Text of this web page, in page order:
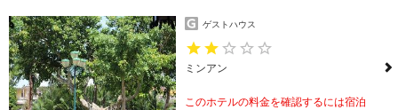
ゲストハウス
ミンアン
このホテルの料金を確認するには宿泊